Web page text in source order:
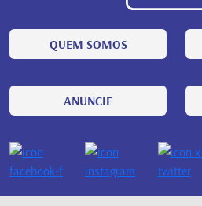
QUEM SOMOS
ANUNCIE